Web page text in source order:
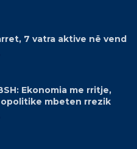
7 vatra aktive në vend
Ekonomia me rritje,
mbeten rrezik